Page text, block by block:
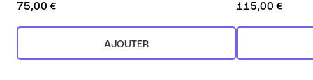
75,00 €
AJOUTER
115,00 €